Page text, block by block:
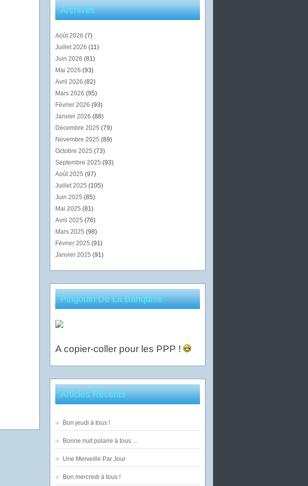
Archives
Août 2026 (7)
Juillet 2026 (11)
Juin 2026 (81)
Mai 2026 (93)
Avril 2026 (82)
Mars 2026 (95)
Février 2026 (93)
Janvier 2026 (88)
Décembre 2025 (79)
Novembre 2025 (89)
Octobre 2025 (73)
Septembre 2025 (93)
Août 2025 (97)
Juillet 2025 (105)
Juin 2025 (85)
Mai 2025 (81)
Avril 2025 (76)
Mars 2025 (98)
Février 2025 (91)
Janvier 2025 (91)
Pingouin De La Banquise
A copier-coller pour les PPP !
Articles Récents
Bon jeudi à tous !
Bonne nuit polaire à tous ...
Une Merveille Par Jour
Bon mercredi à tous !